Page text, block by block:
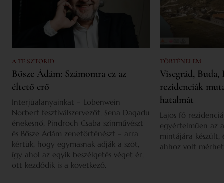
A TE SZTORID
Bősze Ádám: Számomra ez az
éltető erő
Interjúalanyainkat – Lobenwein
Norbert fesztiválszervezőt, Sena Dagadu
énekesnő, Pindroch Csaba színművészt
és Bősze Ádám zenetörténészt – arra
kértük, hogy egymásnak adják a szót,
így ahol az egyik beszélgetés véget ér,
ott kezdődik is a következő.
TÖRTÉNELEM
Visegrád,
rezidenciák
hatalmát
Lajos fő
egyértelműen az
mintájára készült,
ahhoz volt